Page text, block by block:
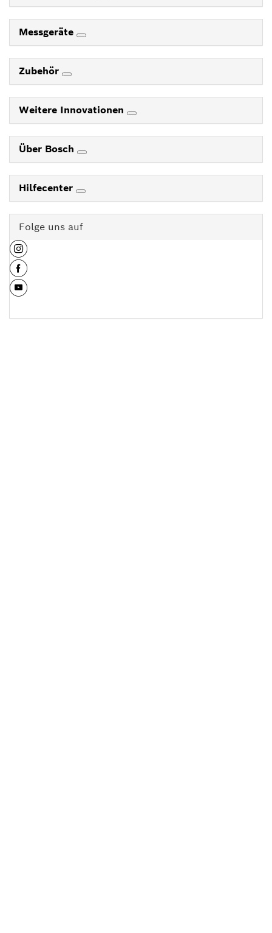
Messgeräte
Zubehör
Weitere Innovationen
Über Bosch
Hilfecenter
Folge uns auf